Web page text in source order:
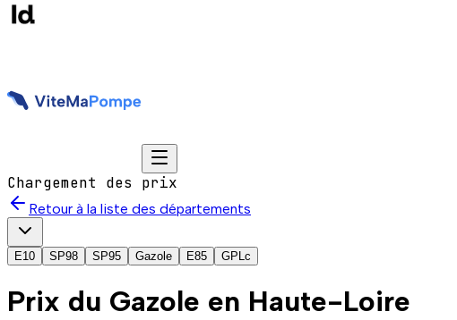
Chargement des prix
Retour à la liste des départements
E10 SP98 SP95 Gazole E85 GPLc
Prix du Gazole en Haute-Loire